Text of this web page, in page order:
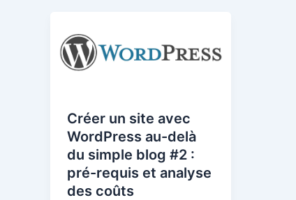
Créer un site avec
WordPress au-delà
du simple blog #2 :
pré-requis et analyse
des coûts